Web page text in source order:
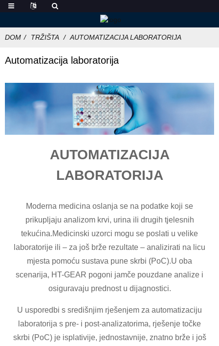
DOM TRŽIŠTA AUTOMATIZACIJA LABORATORIJA
Automatizacija laboratorija
AUTOMATIZACIJA
LABORATORIJA
Moderna medicina oslanja se na podatke koji se
prikupljaju analizom krvi, urina ili drugih tjelesnih
tekućina.Medicinski uzorci mogu se poslati u velike
laboratorije ili – za još brže rezultate – analizirati na licu
mjesta pomoću sustava pune skrbi (PoC).U oba
scenarija, HT-GEAR pogoni jamče pouzdane analize i
osiguravaju prednost u dijagnostici.
U usporedbi s središnjim rješenjem za automatizaciju
laboratorija s pre- i post-analizatorima, rješenje točke
skrbi (PoC) je isplativije, jednostavnije, znatno brže i još